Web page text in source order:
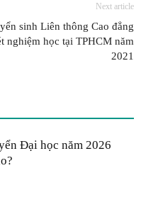
Next article
sinh Liên thông Cao đẳng
nghiệm học tại TPHCM năm
2021
Đại học năm 2026